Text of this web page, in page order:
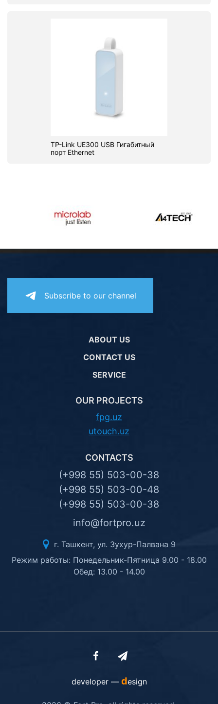
TP-Link UE300 USB Гигабитный
порт Ethernet
Subscribe to our channel
ABOUT US
CONTACT US
SERVICE
OUR PROJECTS
fpg.uz
utouch.uz
CONTACTS
(+998 55) 503-00-38
(+998 55) 503-00-48
(+998 55) 503-00-38
info@fortpro.uz
г. Ташкент, ул. Зухур-Палвана 9
Режим работы: Понедельник-Пятница 9.00 - 18.00
Обед: 13.00 - 14.00
developer — design